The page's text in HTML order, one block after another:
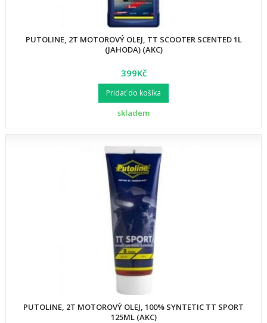
PUTOLINE, 2T MOTOROVÝ OLEJ, TT SCOOTER SCENTED 1L
(JAHODA) (AKC)
399Kč
Pridať do košíka
skladem
PUTOLINE, 2T MOTOROVÝ OLEJ, 100% SYNTETIC TT SPORT
125ML (AKC)